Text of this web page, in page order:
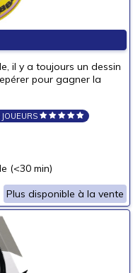
il y a toujours un dessin
pour gagner la
(<30 min)
Plus disponible à la vente